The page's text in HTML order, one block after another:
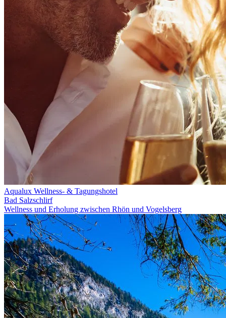
Aqualux Wellness- & Tagungshotel
Bad Salzschlirf
Wellness und Erholung zwischen Rhön und Vogelsberg